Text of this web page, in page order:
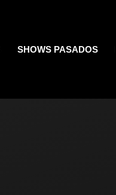
SHOWS PASADOS